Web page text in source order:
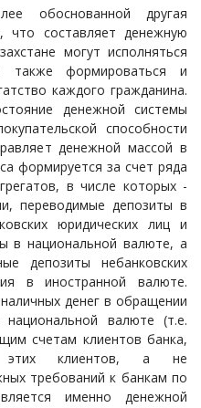
обоснованной другая
что составляет денежную
могут исполняться
также формироваться и
каждого гражданина.
денежной системы
способности
денежной массой в
формируется за счет ряда
в числе которых -
переводимые депозиты в
юридических лиц и
в национальной валюте, а
депозиты небанковских
в иностранной валюте.
денег в обращении
валюте (т.е.
счетам клиентов банка,
этих клиентов, а не
требований к банкам по
именно денежной